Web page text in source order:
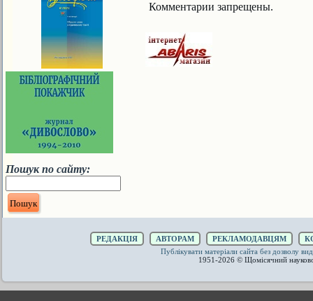
Пошук по сайту:
Комментарии запрещены.
РЕДАКЦІЯ АВТОРАМ РЕКЛАМОДАВЦЯМ
Публікувати матеріали сайта без дозволу
1951-2026 © Щомісячний